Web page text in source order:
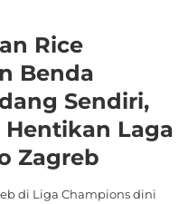
Rice
Benda
Sendiri,
Hentikan Laga
Zagreb
di Liga Champions dini